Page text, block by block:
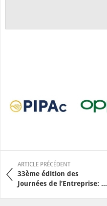
ARTICLE PRÉCÉDENT
33ème édition des
Journées de l’Entreprise: ...